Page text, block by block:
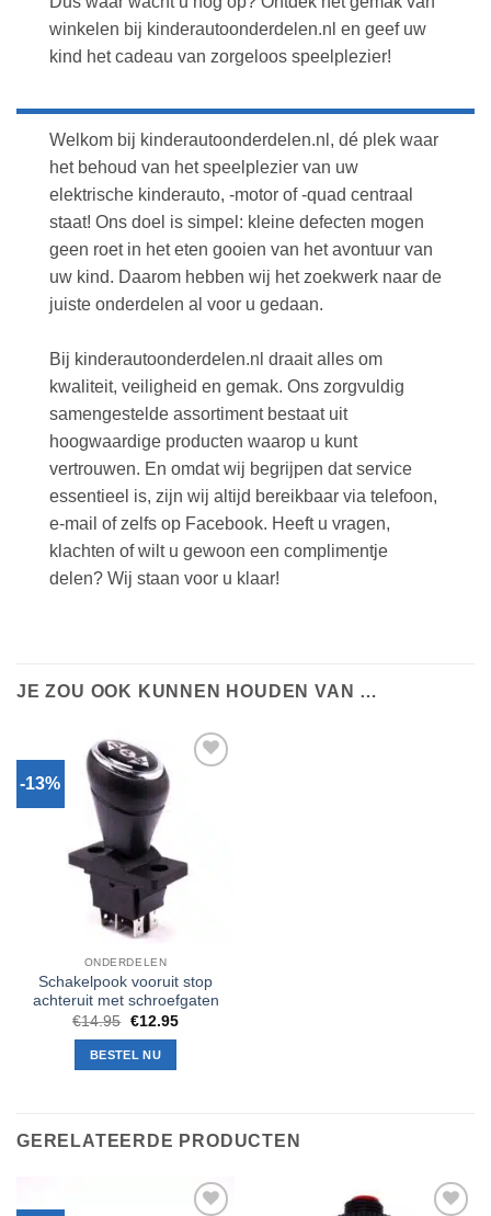
winkelen bij kinderautoonderdelen.nl en geef uw
kind het cadeau van zorgeloos speelplezier!
Welkom bij kinderautoonderdelen.nl, dé plek waar
het behoud van het speelplezier van uw
elektrische kinderauto, -motor of -quad centraal
staat! Ons doel is simpel: kleine defecten mogen
geen roet in het eten gooien van het avontuur van
uw kind. Daarom hebben wij het zoekwerk naar de
juiste onderdelen al voor u gedaan.
Bij kinderautoonderdelen.nl draait alles om
kwaliteit, veiligheid en gemak. Ons zorgvuldig
samengestelde assortiment bestaat uit
hoogwaardige producten waarop u kunt
vertrouwen. En omdat wij begrijpen dat service
essentieel is, zijn wij altijd bereikbaar via telefoon,
e-mail of zelfs op Facebook. Heeft u vragen,
klachten of wilt u gewoon een complimentje
delen? Wij staan voor u klaar!
JE ZOU OOK KUNNEN HOUDEN VAN …
-13%
Toevoegen
verlanglijst
ONDERDELEN
Schakelpook vooruit stop
achteruit met schroefgaten
€14.95 Oorspronkelijke
was:
€14.95.
€12.95Huidige
BESTEL NU
GERELATEERDE PRODUCTEN